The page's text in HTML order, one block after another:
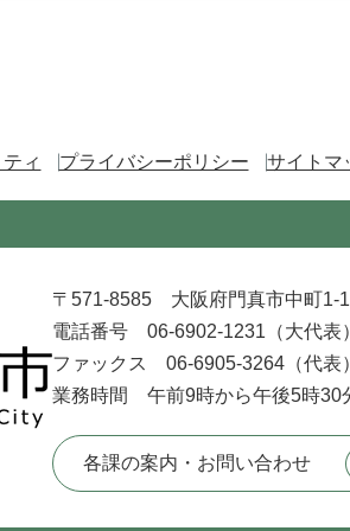
ィ プライバシーポリシー サイトマ
〒571-8585 大阪府門真市中町1-1
電話番号 06-6902-1231（大代表
ファックス 06-6905-3264（代表）
業務時間 午前9時から午後5時30
各課の案内・お問い合わせ